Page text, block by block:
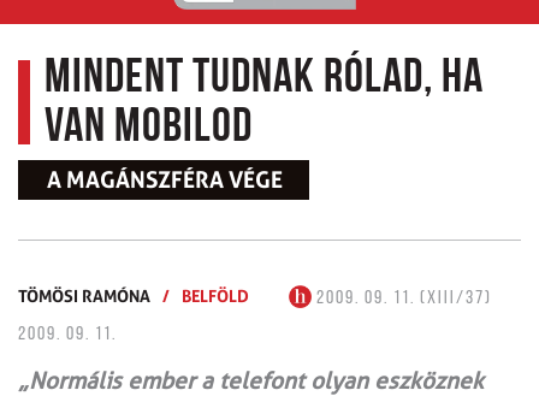
Mindent tudnak rólad, ha
van mobilod
A MAGÁNSZFÉRA VÉGE
TÖMÖSI RAMÓNA / BELFÖLD
2009. 09. 11. (XIII/37)
2009. 09. 11.
„Normális ember a telefont olyan eszköznek